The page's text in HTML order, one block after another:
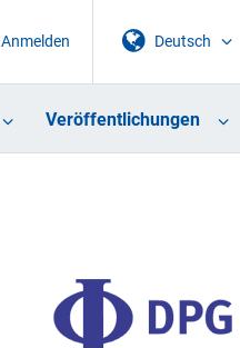
Deutsch
Anmelden
Veröffentlichungen